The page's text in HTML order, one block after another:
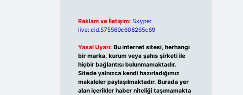
Reklam ve İletişim: Skype:
live:.cid.575569c608265c69
Yasal Uyarı: Bu internet sitesi, herhangi
bir marka, kurum veya şahıs şirketi ile
hiçbir bağlantısı bulunmamaktadır.
Sitede yalnızca kendi hazırladığımız
makaleler paylaşılmaktadır. Burada yer
alan içerikler haber niteliği taşımamakta